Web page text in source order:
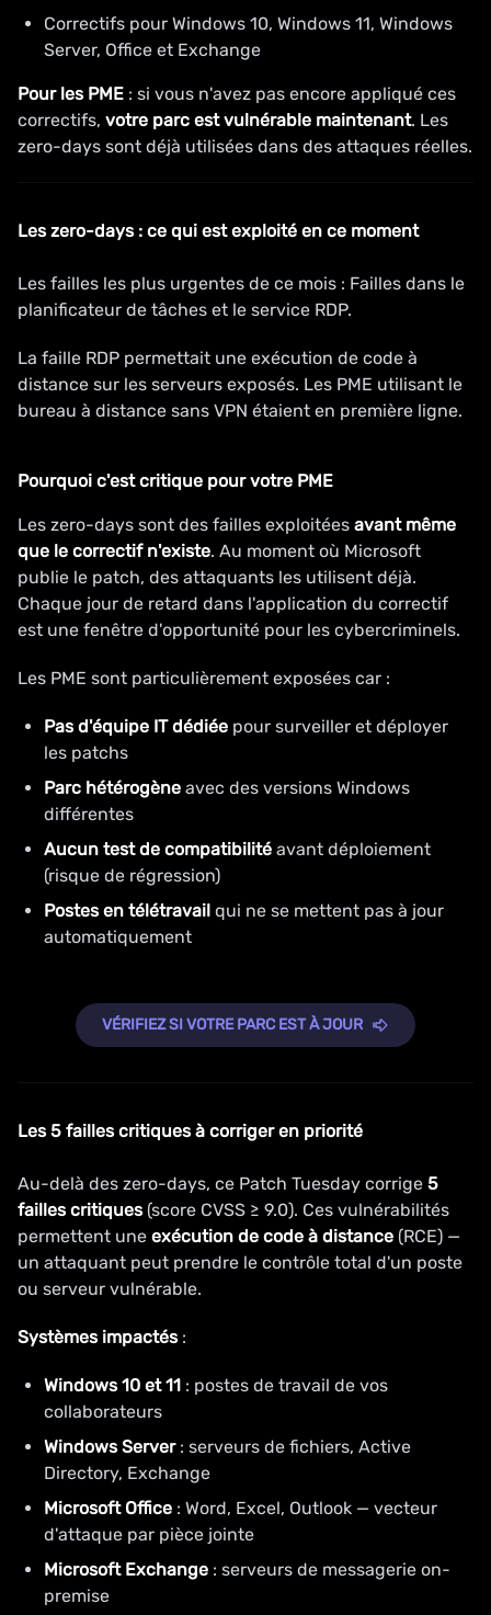
Correctifs pour Windows 10, Windows 11, Windows
Server, Office et Exchange
Pour les PME : si vous n'avez pas encore appliqué ces
correctifs, votre parc est vulnérable maintenant. Les
zero-days sont déjà utilisées dans des attaques réelles.
Les zero-days : ce qui est exploité en ce moment
Les failles les plus urgentes de ce mois : Failles dans le
planificateur de tâches et le service RDP.
La faille RDP permettait une exécution de code à
distance sur les serveurs exposés. Les PME utilisant le
bureau à distance sans VPN étaient en première ligne.
Pourquoi c'est critique pour votre PME
Les zero-days sont des failles exploitées avant même
que le correctif n'existe. Au moment où Microsoft
publie le patch, des attaquants les utilisent déjà.
Chaque jour de retard dans l'application du correctif
est une fenêtre d'opportunité pour les cybercriminels.
Les PME sont particulièrement exposées car :
Pas d'équipe IT dédiée pour surveiller et déployer
les patchs
Parc hétérogène avec des versions Windows
différentes
Aucun test de compatibilité avant déploiement
(risque de régression)
Postes en télétravail qui ne se mettent pas à jour
automatiquement
VÉRIFIEZ SI VOTRE PARC EST À JOUR
Les 5 failles critiques à corriger en priorité
Au-delà des zero-days, ce Patch Tuesday corrige 5
failles critiques(score CVSS ≥ 9.0). Ces vulnérabilités
permettent une exécution de code à distance (RCE) —
un attaquant peut prendre le contrôle total d'un poste
ou serveur vulnérable.
Systèmes impactés:
Windows 10 et 11 : postes de travail de vos
collaborateurs
Windows Server: serveurs de fichiers, Active
Directory, Exchange
Microsoft Office : Word, Excel, Outlook — vecteur
d'attaque par pièce jointe
Microsoft Exchange : serveurs de messagerie on-
premise